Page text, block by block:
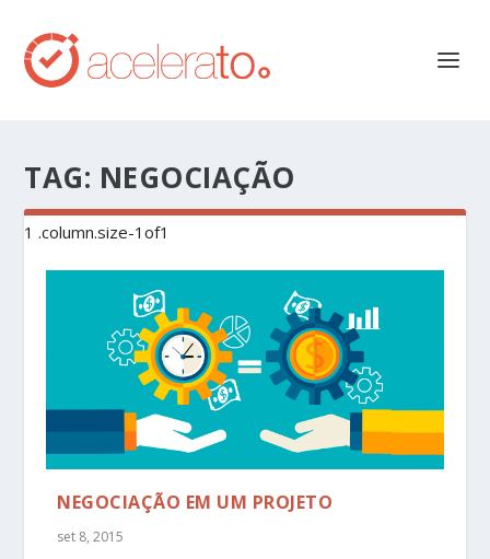
TAG: NEGOCIAÇÃO
NEGOCIAÇÃO EM UM PROJETO
set 8, 2015